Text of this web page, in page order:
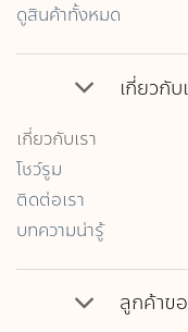
ดูสินค้าทั้งหมด
เกี่ยวกับ
เกี่ยวกับเรา
โชว์รูม
ติดต่อเรา
บทความน่ารู้
ลูกค้าขอ